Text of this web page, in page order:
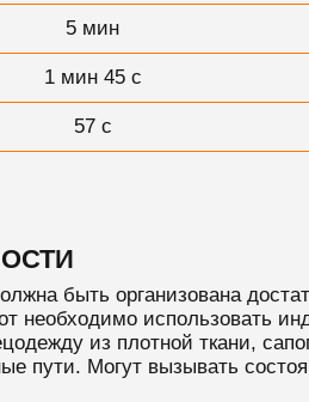
5 мин
1 мин 45 с
57 с
быть организована
необходимо использовать
из плотной ткани,
пути. Могут вызывать